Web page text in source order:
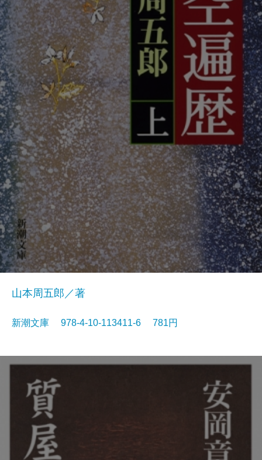
山本周五郎／著
新潮文庫 978-4-10-113411-6 781円